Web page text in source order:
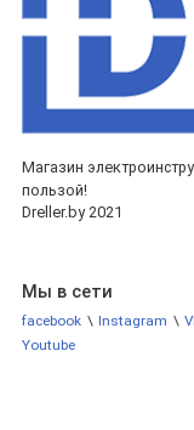
Магазин
пользой!
Dreller.by 2021
Мы в сети
facebook \ Instagram \
Youtube